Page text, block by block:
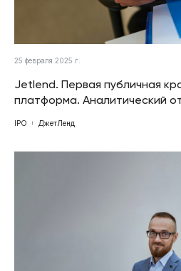
25 февраля 2025 г.
Jetlend. Первая публичная
платформа. Аналитический
IPO ДжетЛенд